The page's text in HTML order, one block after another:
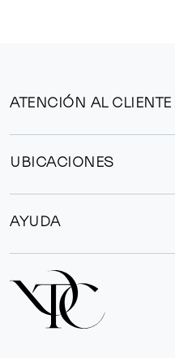
ATENCIÓN AL CLIENTE
UBICACIONES
AYUDA